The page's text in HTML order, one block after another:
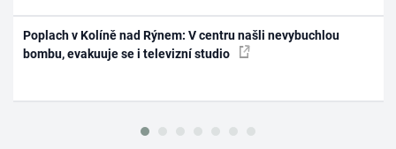
Poplach v Kolíně nad Rýnem: V centru našli nevybuchlou
bombu, evakuuje se i televizní studio